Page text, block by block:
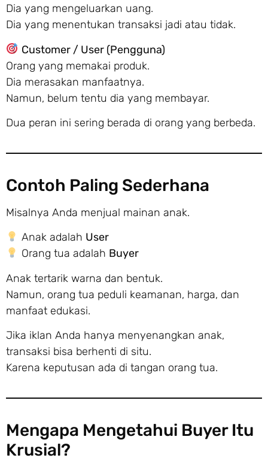
Dia yang mengeluarkan uang.
Dia yang menentukan transaksi jadi atau tidak.
Customer / User (Pengguna)
Orang yang memakai produk.
Dia merasakan manfaatnya.
Namun, belum tentu dia yang membayar.
Dua peran ini sering berada di orang yang berbeda.
Contoh Paling Sederhana
Misalnya Anda menjual mainan anak.
Anak adalah User
Orang tua adalah Buyer
Anak tertarik warna dan bentuk.
Namun, orang tua peduli keamanan, harga, dan
manfaat edukasi.
Jika iklan Anda hanya menyenangkan anak,
transaksi bisa berhenti di situ.
Karena keputusan ada di tangan orang tua.
Mengapa Mengetahui Buyer Itu
Krusial?